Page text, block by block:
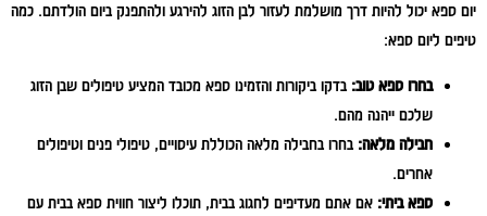
יום ספא יכול להיות דרך מושלמת לעזור לבן הזוג להירגע ולהתפנק ביום הולדתם. כמה
טיפים ליום ספא:
בחרו ספא טוב: בדקו ביקורות והזמינו ספא מכובד המציע טיפולים שבן הזוג
שלכם ייהנה מהם.
חבילה מלאה: בחרו בחבילה מלאה הכוללת עיסויים, טיפולי פנים וטיפולים
אחרים.
ספא ביתי: אם אתם מעדיפים לחגוג בבית, תוכלו ליצור חווית ספא בבית עם